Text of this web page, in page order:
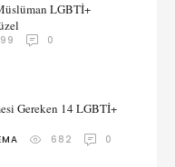
LGBTİ+
0
Gereken 14 LGBTİ+
682 0